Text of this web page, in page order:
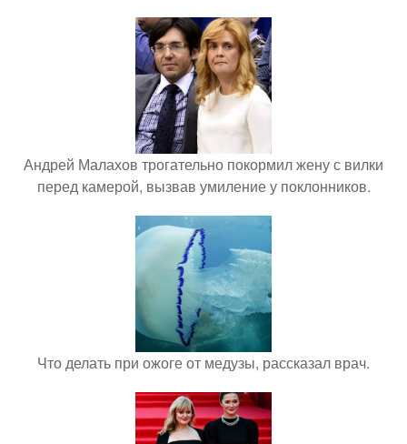
Андрей Малахов трогательно покормил жену с вилки
перед камерой, вызвав умиление у поклонников.
Что делать при ожоге от медузы, рассказал врач.